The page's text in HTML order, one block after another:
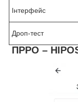
Інтерфейс
Дроп-тест
ПРРО –